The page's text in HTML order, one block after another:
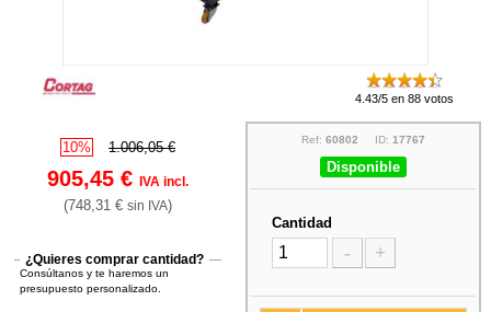
4.43/5 en 88 votos
10% 1.006,05 €
905,45 €IVA incl.
(748,31 €sin IVA)
¿Quieres comprar cantidad?
Consúltanos y te haremos un
presupuesto personalizado.
Ref: 60802 ID: 17767
Disponible
Cantidad
- +